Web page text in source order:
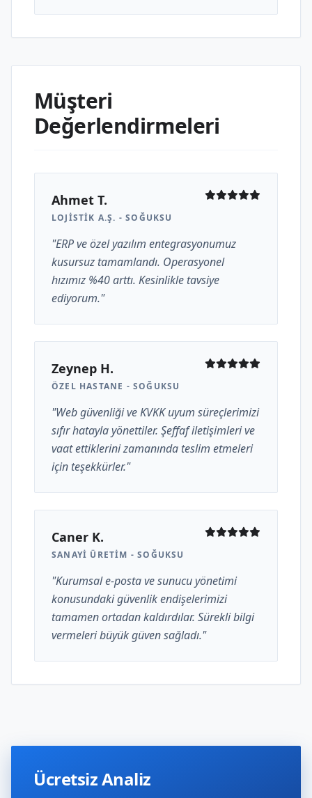
Müşteri
Değerlendirmeleri
Ahmet T.
LOJISTIK A.Ş. - SOĞUKSU
"ERP ve özel yazılım entegrasyonumuz
kusursuz tamamlandı. Operasyonel
hızımız %40 arttı. Kesinlikle tavsiye
ediyorum."
Zeynep H.
ÖZEL HASTANE - SOĞUKSU
"Web güvenliği ve KVKK uyum süreçlerimizi
sıfır hatayla yönettiler. Şeffaf iletişimleri ve
vaat ettiklerini zamanında teslim etmeleri
için teşekkürler."
Caner K.
SANAYI ÜRETIM - SOĞUKSU
"Kurumsal e-posta ve sunucu yönetimi
konusundaki güvenlik endişelerimizi
tamamen ortadan kaldırdılar. Sürekli bilgi
vermeleri büyük güven sağladı."
Ücretsiz Analiz